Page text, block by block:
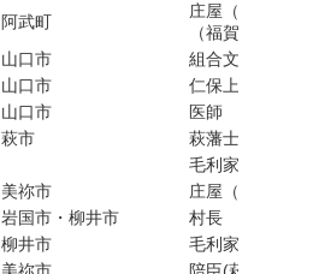
阿武町
庄屋（奥阿武宰
（福賀村）／県
山口市
組合文書（用水
山口市
仁保上郷山野総
山口市
医師
萩市
萩藩士（無給通
毛利家家臣／萩
美祢市
庄屋（吉田宰判
岩国市・柳井市
村長
柳井市
毛利家臣／庄屋